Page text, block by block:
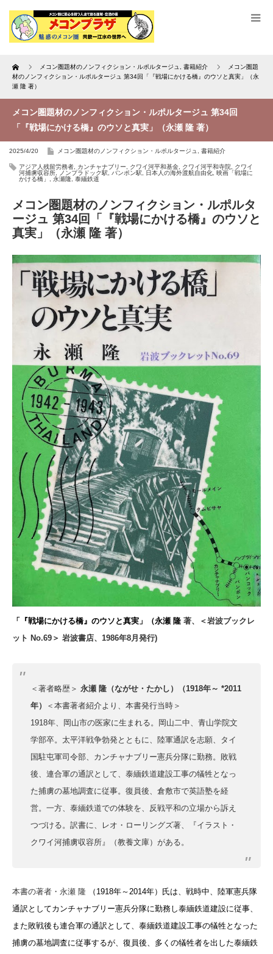
Home メコン圏題材のノンフィクション・ルポルタージュ 書籍紹介
メコン圏題
材のノンフィクション・ルポルタージュ 第34回「『戦場にかける橋』のウソと真実」（永
瀬 隆 著）
メコン圏題材のノンフィクション・ルポルタージュ 第34回
「『戦場にかける橋』のウソと真実」（永瀬 隆 著）
2025/4/20 メコン圏題材のノンフィクション・ルポルタージュ 書籍紹介
アジア人残留労務者 カンチャナブリー クワイ河平和基金 クワイ河平和寺院
クワイ
河捕虜収容所
ノンプラドック駅 バンポン駅 日本人の海外渡航自由化 映画「戦場に
かける橋」
永瀬隆 泰緬鉄道
メコン圏題材のノンフィクション・ルポルタ
ージュ 第34回「『戦場にかける橋』のウソと
真実」（永瀬 隆 著）
「『戦場にかける橋』のウソと真実」 （永瀬 隆 著、＜岩波ブックレ
ット No.69＞ 岩波書店、1986年8月発行)
＜著者略歴＞ 永瀬 隆（ながせ・たかし）（1918年～ *2011
年）
＜本書著者紹介より、本書発行当時＞
1918年、岡山市の医家に生まれる。岡山二中、青山学院文
学部卒。太平洋戦争勃発とともに、陸軍通訳を志願、タイ
国駐屯軍司令部、カンチャナブリー憲兵分隊に勤務。敗戦
後、連合軍の通訳として、泰緬鉄道建設工事の犠牲となっ
た捕虜の墓地調査に従事。復員後、倉敷市で英語塾を経
営。一方、泰緬鉄道での体験を、反戦平和の立場から訴え
つづける。訳書に、レオ・ローリングズ著、『イラスト・
クワイ河捕虜収容所』（教養文庫）がある。
本書の著者・永瀬 隆
（1918年～2014年）氏は、戦時中、陸軍憲兵隊
通訳としてカンチャナブリー憲兵分隊に勤務し泰緬鉄道建設に従事、
また敗戦後も連合軍の通訳として、泰緬鉄道建設工事の犠牲となった
捕虜の墓地調査に従事するが、復員後、多くの犠牲者を出した泰緬鉄